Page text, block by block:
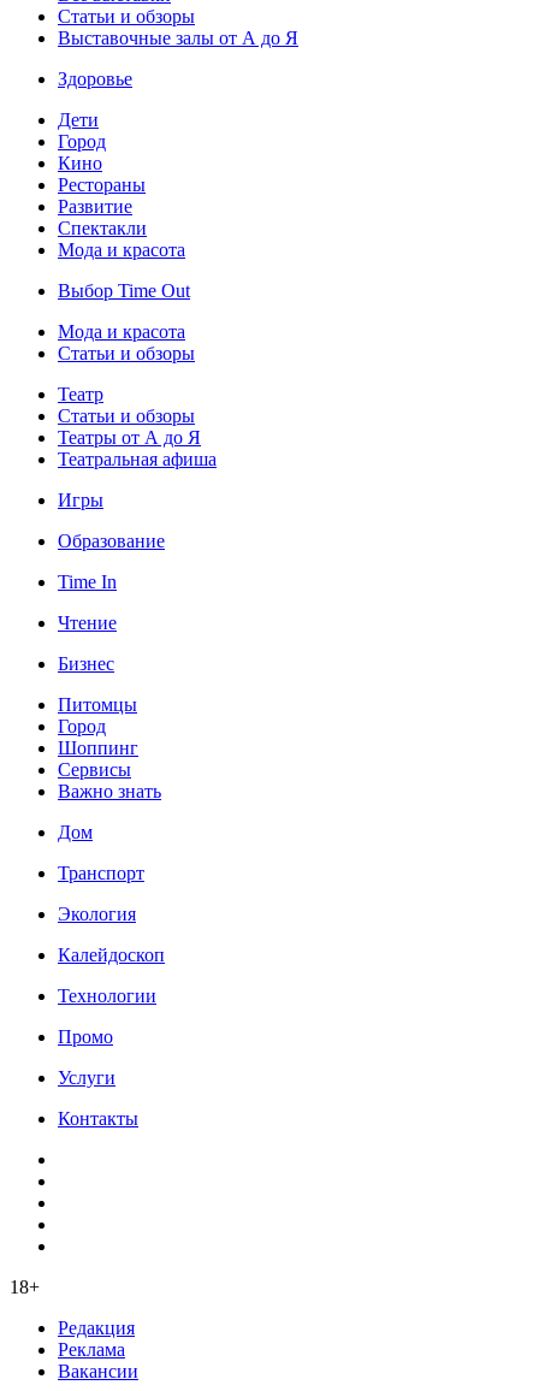
Статьи и обзоры
Выставочные залы от А до Я
Здоровье
Дети
Город
Кино
Рестораны
Развитие
Спектакли
Мода и красота
Выбор Time Out
Мода и красота
Статьи и обзоры
Театр
Статьи и обзоры
Театры от А до Я
Театральная афиша
Игры
Образование
Time In
Чтение
Бизнес
Питомцы
Город
Шоппинг
Сервисы
Важно знать
Дом
Транспорт
Экология
Калейдоскоп
Технологии
Промо
Услуги
Контакты
18+
Редакция
Реклама
Вакансии